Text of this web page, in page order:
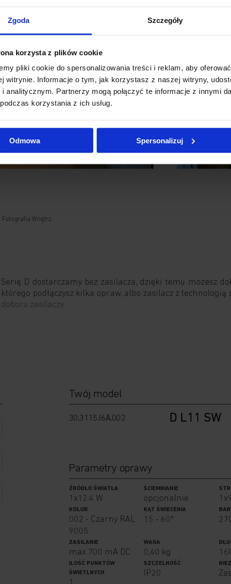
Zgoda Szczegóły
korzysta z plików cookie
pliki cookie do spersonalizowania treści i reklam, aby
witrynie. Informacje o tym, jak korzystasz z naszej witryny,
i analitycznym. Partnerzy mogą połączyć te informacje z innymi
korzystania z ich usług.
Odmowa Spersonalizuj
Wnętrz.
Serię D dostarczamy bez zasilacza, dzięki temu możesz
którego podłączysz kilka opraw, albo zasilacz z
doboru zasilaczy.
Twój model
30.3115.I6A.002 D L11 SW
Parametry oprawy
ŹRÓDŁO ŚWIATŁA
1x12.4 W
ŚCIEMNIANIE
opcjonalnie
KOLOR
002 - Czarny RAL
9005
KĄT ŚWIECENIA
15 - 60°
ZASILANIE
max 700 mA DC
WAGA
0,40 kg
ILOŚĆ PUNKTÓW
ŚWIETLNYCH
SZCZELNOŚĆ
IP20